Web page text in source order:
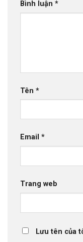
Bình luận *
Tên *
Email *
Trang web
Lưu tên của